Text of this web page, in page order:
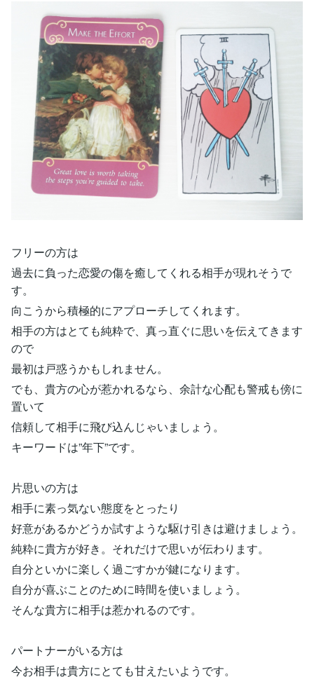
フリーの方は
過去に負った恋愛の傷を癒してくれる相手が現れそうで
す。
向こうから積極的にアプローチしてくれます。
相手の方はとても純粋で、真っ直ぐに思いを伝えてきます
ので
最初は戸惑うかもしれません。
でも、貴方の心が惹かれるなら、余計な心配も警戒も傍に
置いて
信頼して相手に飛び込んじゃいましょう。
キーワードは”年下”です。
片思いの方は
相手に素っ気ない態度をとったり
好意があるかどうか試すような駆け引きは避けましょう。
純粋に貴方が好き。それだけで思いが伝わります。
自分といかに楽しく過ごすかが鍵になります。
自分が喜ぶことのために時間を使いましょう。
そんな貴方に相手は惹かれるのです。
パートナーがいる方は
今お相手は貴方にとても甘えたいようです。